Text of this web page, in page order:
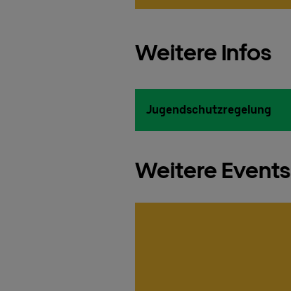
Weitere Infos
Jugendschutzregelung
Weitere Events